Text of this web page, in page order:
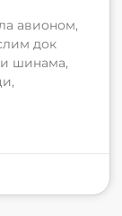
авионом,
док
шинама,